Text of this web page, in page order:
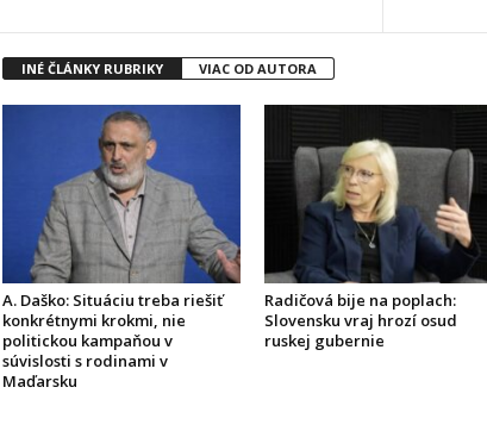
INÉ ČLÁNKY RUBRIKY VIAC OD AUTORA
A. Daško: Situáciu treba riešiť
konkrétnymi krokmi, nie
politickou kampaňou v
súvislosti s rodinami v
Maďarsku
Radičová bije na poplach:
Slovensku vraj hrozí osud
ruskej gubernie